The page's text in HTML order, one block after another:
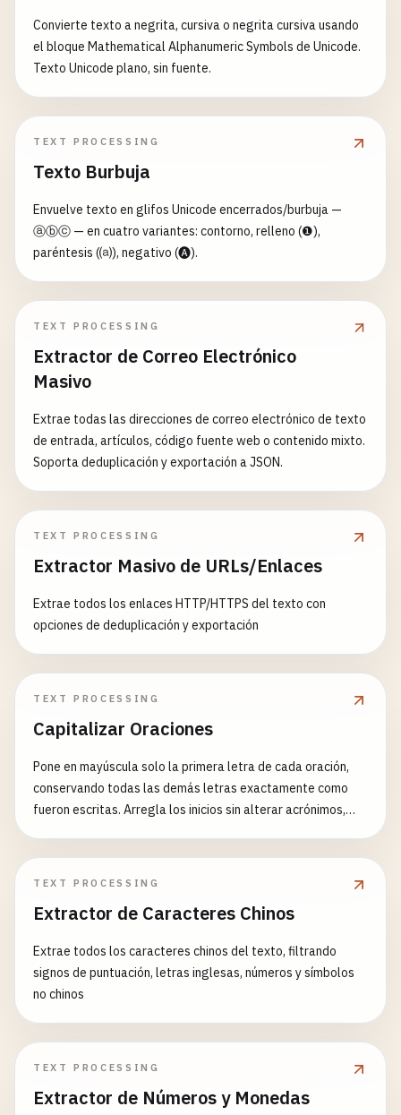
Convierte texto a negrita, cursiva o negrita cursiva usando
el bloque Mathematical Alphanumeric Symbols de Unicode.
Texto Unicode plano, sin fuente.
TEXT PROCESSING
Texto Burbuja
Envuelve texto en glifos Unicode encerrados/burbuja —
ⓐⓑⓒ — en cuatro variantes: contorno, relleno (❶),
paréntesis (⒜), negativo (🅐).
TEXT PROCESSING
Extractor de Correo Electrónico
Masivo
Extrae todas las direcciones de correo electrónico de texto
de entrada, artículos, código fuente web o contenido mixto.
Soporta deduplicación y exportación a JSON.
TEXT PROCESSING
Extractor Masivo de URLs/Enlaces
Extrae todos los enlaces HTTP/HTTPS del texto con
opciones de deduplicación y exportación
TEXT PROCESSING
Capitalizar Oraciones
Pone en mayúscula solo la primera letra de cada oración,
conservando todas las demás letras exactamente como
fueron escritas. Arregla los inicios sin alterar acrónimos,
TEXT PROCESSING
Extractor de Caracteres Chinos
Extrae todos los caracteres chinos del texto, filtrando
signos de puntuación, letras inglesas, números y símbolos
no chinos
TEXT PROCESSING
Extractor de Números y Monedas